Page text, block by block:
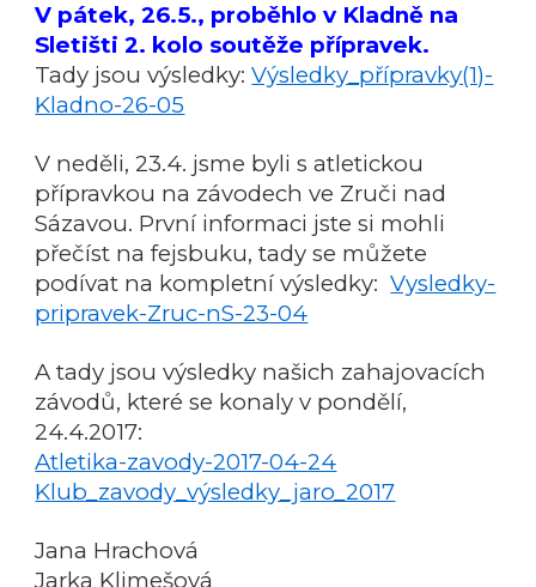
V pátek, 26.5., proběhlo v Kladně na
Sletišti 2. kolo soutěže přípravek.
Tady jsou výsledky:Výsledky_přípravky(1)-
Kladno-26-05
V neděli, 23.4. jsme byli s atletickou
přípravkou na závodech ve Zruči nad
Sázavou. První informaci jste si mohli
přečíst na fejsbuku, tady se můžete
podívat na kompletní výsledky:Vysledky-
pripravek-Zruc-nS-23-04
A tady jsou výsledky našich zahajovacích
závodů, které se konaly v pondělí,
24.4.2017:
Atletika-zavody-2017-04-24
Klub_zavody_výsledky_jaro_2017
Jana Hrachová
Jarka Klimešová